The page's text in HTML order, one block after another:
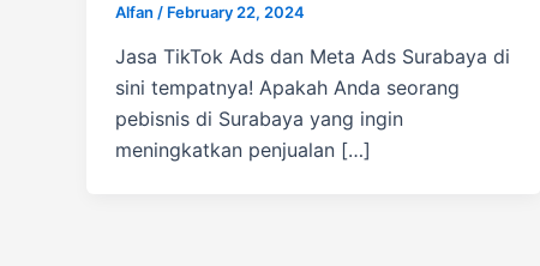
Alfan / February 22, 2024
Jasa TikTok Ads dan Meta Ads Surabaya di
sini tempatnya! Apakah Anda seorang
pebisnis di Surabaya yang ingin
meningkatkan penjualan […]